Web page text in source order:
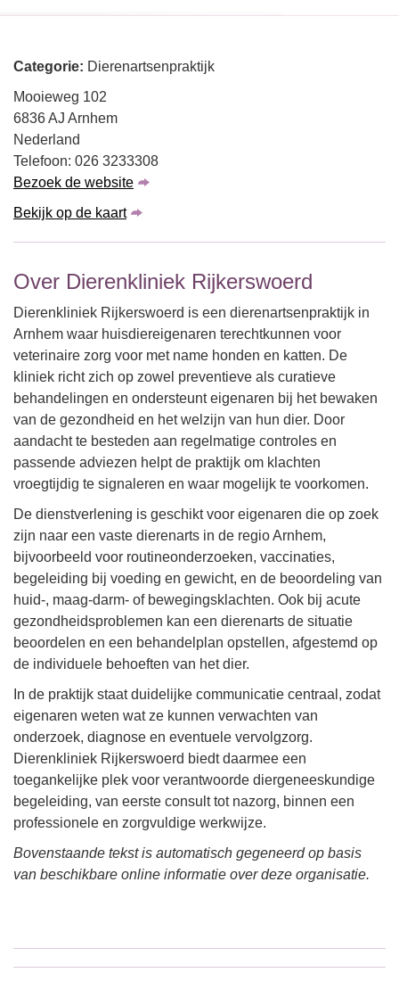
Categorie: Dierenartsenpraktijk
Mooieweg 102
6836 AJ Arnhem
Nederland
Telefoon: 026 3233308
Bezoek de website
Bekijk op de kaart
Over Dierenkliniek Rijkerswoerd
Dierenkliniek Rijkerswoerd is een dierenartsenpraktijk in
Arnhem waar huisdiereigenaren terechtkunnen voor
veterinaire zorg voor met name honden en katten. De
kliniek richt zich op zowel preventieve als curatieve
behandelingen en ondersteunt eigenaren bij het bewaken
van de gezondheid en het welzijn van hun dier. Door
aandacht te besteden aan regelmatige controles en
passende adviezen helpt de praktijk om klachten
vroegtijdig te signaleren en waar mogelijk te voorkomen.
De dienstverlening is geschikt voor eigenaren die op zoek
zijn naar een vaste dierenarts in de regio Arnhem,
bijvoorbeeld voor routineonderzoeken, vaccinaties,
begeleiding bij voeding en gewicht, en de beoordeling van
huid-, maag-darm- of bewegingsklachten. Ook bij acute
gezondheidsproblemen kan een dierenarts de situatie
beoordelen en een behandelplan opstellen, afgestemd op
de individuele behoeften van het dier.
In de praktijk staat duidelijke communicatie centraal, zodat
eigenaren weten wat ze kunnen verwachten van
onderzoek, diagnose en eventuele vervolgzorg.
Dierenkliniek Rijkerswoerd biedt daarmee een
toegankelijke plek voor verantwoorde diergeneeskundige
begeleiding, van eerste consult tot nazorg, binnen een
professionele en zorgvuldige werkwijze.
Bovenstaande tekst is automatisch gegeneerd op basis
van beschikbare online informatie over deze organisatie.